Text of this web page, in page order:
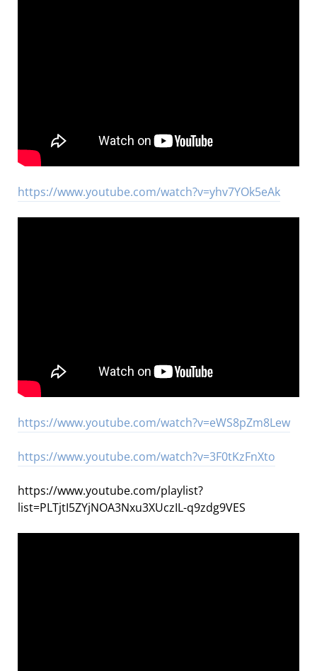
https://www.youtube.com/watch?v=yhv7YOk5eAk
https://www.youtube.com/watch?v=eWS8pZm8Lew
https://www.youtube.com/watch?v=3F0tKzFnXto
https://www.youtube.com/playlist?
list=PLTjtI5ZYjNOA3Nxu3XUczIL-q9zdg9VES